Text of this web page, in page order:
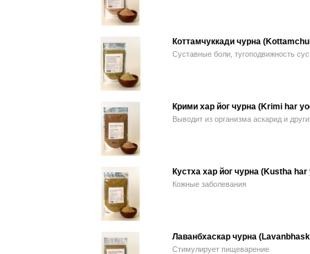
Коттамчуккади чурна
Суставные боли, тугоподвижность
Крими хар йог чурна (Krimi har
Выводит из организма аскарид и
Кустха хар йог чурна (Kustha
Кожные заболевания
Лаванбхаскар чурна
Стимулирует пищеварение